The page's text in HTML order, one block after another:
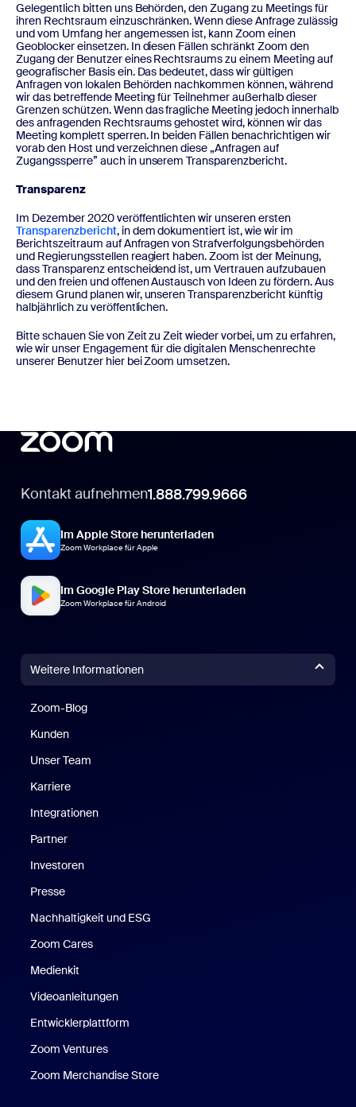
Gelegentlich bitten uns Behörden, den Zugang zu Meetings für
ihren Rechtsraum einzuschränken. Wenn diese Anfrage zulässig
und vom Umfang her angemessen ist, kann Zoom einen
Geoblocker einsetzen. In diesen Fällen schränkt Zoom den
Zugang der Benutzer eines Rechtsraums zu einem Meeting auf
geografischer Basis ein. Das bedeutet, dass wir gültigen
Anfragen von lokalen Behörden nachkommen können, während
wir das betreffende Meeting für Teilnehmer außerhalb dieser
Grenzen schützen. Wenn das fragliche Meeting jedoch innerhalb
des anfragenden Rechtsraums gehostet wird, können wir das
Meeting komplett sperren. In beiden Fällen benachrichtigen wir
vorab den Host und verzeichnen diese „Anfragen auf
Zugangssperre” auch in unserem Transparenzbericht.
Transparenz
Im Dezember 2020 veröffentlichten wir unseren ersten
Transparenzbericht, in dem dokumentiert ist, wie wir im
Berichtszeitraum auf Anfragen von Strafverfolgungsbehörden
und Regierungsstellen reagiert haben. Zoom ist der Meinung,
dass Transparenz entscheidend ist, um Vertrauen aufzubauen
und den freien und offenen Austausch von Ideen zu fördern. Aus
diesem Grund planen wir, unseren Transparenzbericht künftig
halbjährlich zu veröffentlichen.
Bitte schauen Sie von Zeit zu Zeit wieder vorbei, um zu erfahren,
wie wir unser Engagement für die digitalen Menschenrechte
unserer Benutzer hier bei Zoom umsetzen.
Kontakt aufnehmen1.888.799.9666
Im Apple Store herunterladen
Zoom Workplace für Apple
Im Google Play Store herunterladen
Zoom Workplace für Android
Weitere Informationen
Zoom-Blog
Kunden
Unser Team
Karriere
Integrationen
Partner
Investoren
Presse
Nachhaltigkeit und ESG
Zoom Cares
Medienkit
Videoanleitungen
Entwicklerplattform
Zoom Ventures
Zoom Merchandise Store